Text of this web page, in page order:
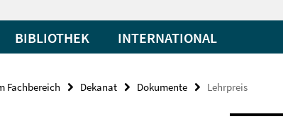
BIBLIOTHEK INTERNATIONAL
Fachbereich Dekanat Dokumente Lehrpreis